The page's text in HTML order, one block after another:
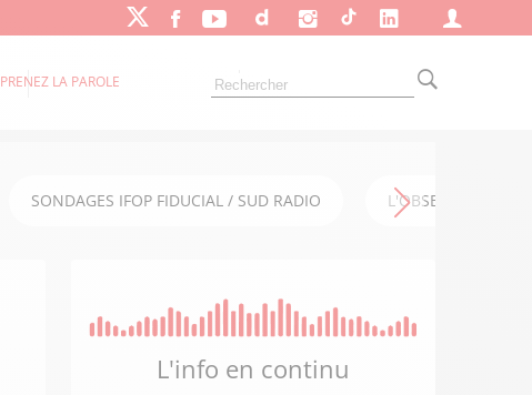
PRENEZ LA PAROLE
SONDAGES IFOP FIDUCIAL / SUD RADIO L'OBSERVATOIRE
L'info en continu